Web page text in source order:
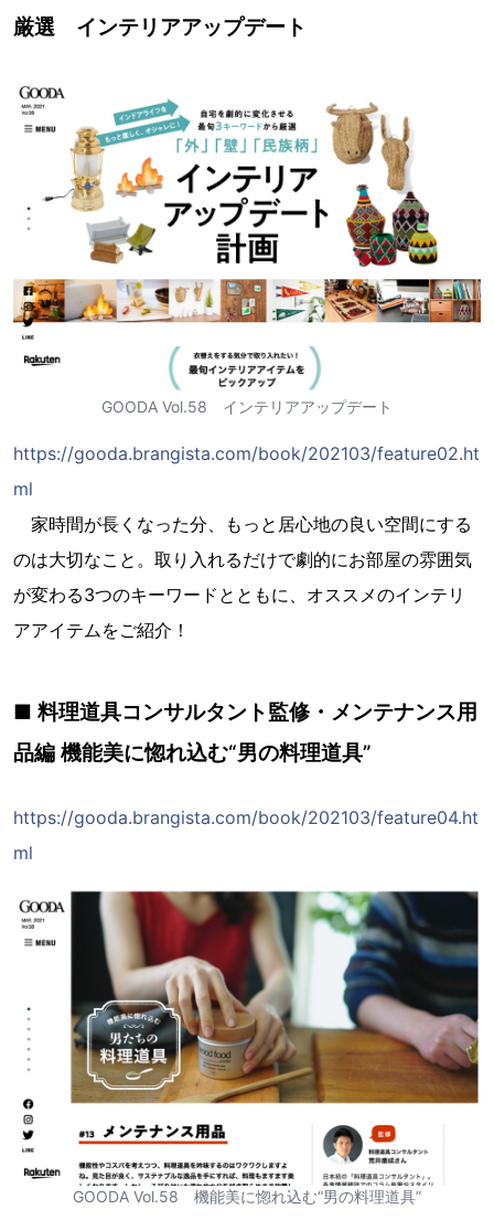
厳選 インテリアアップデート
GOODA Vol.58 インテリアアップデート
https://gooda.brangista.com/book/202103/feature02.ht
ml
家時間が長くなった分、もっと居心地の良い空間にする
のは大切なこと。取り入れるだけで劇的にお部屋の雰囲気
が変わる3つのキーワードとともに、オススメのインテリ
アアイテムをご紹介！
■ 料理道具コンサルタント監修・メンテナンス用
品編 機能美に惚れ込む“男の料理道具”
https://gooda.brangista.com/book/202103/feature04.ht
ml
GOODA Vol.58 機能美に惚れ込む“男の料理道具”